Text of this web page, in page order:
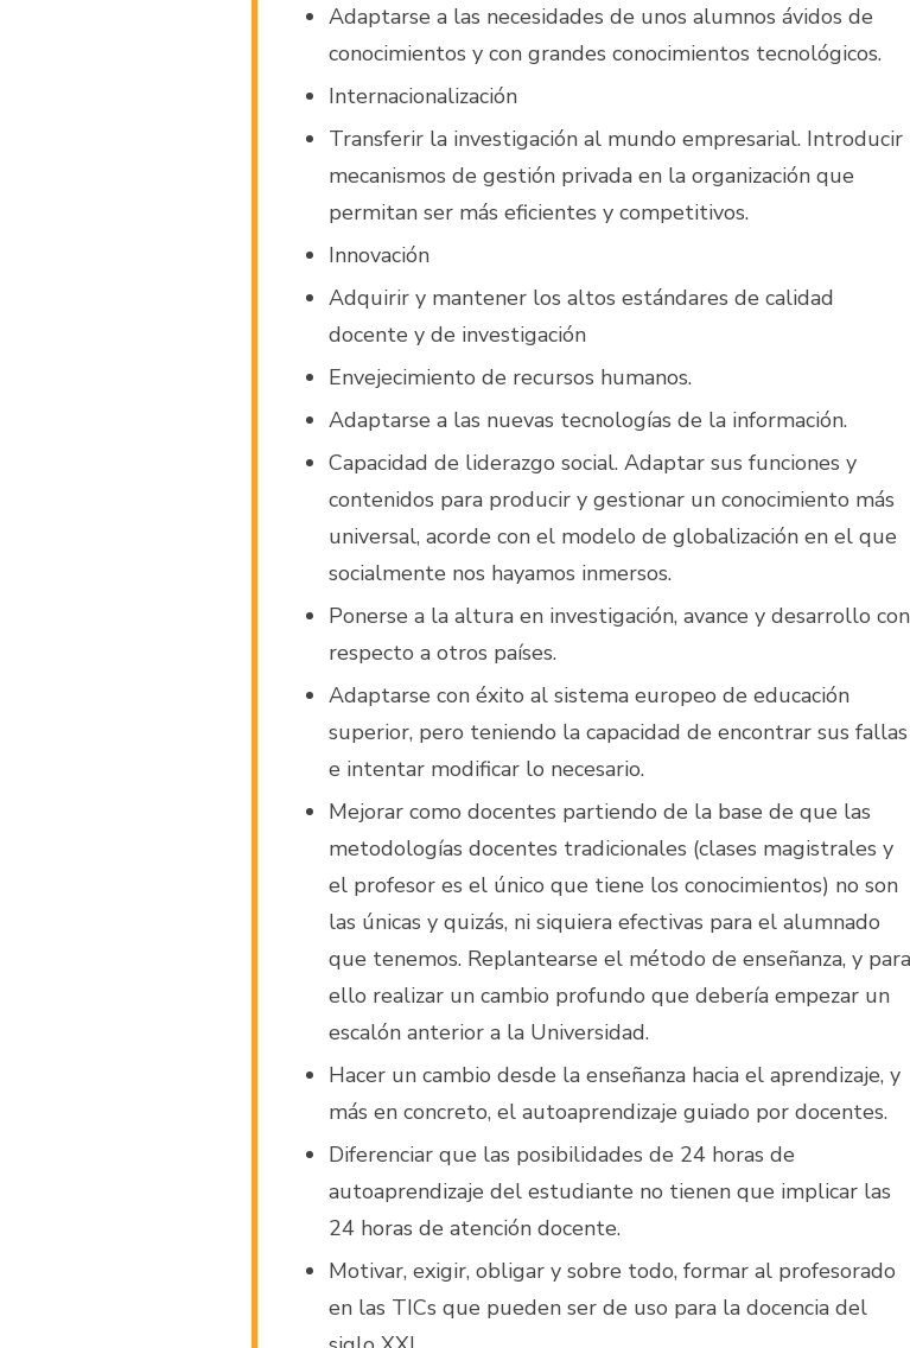
Adaptarse a las necesidades de unos alumnos ávidos de
conocimientos y con grandes conocimientos tecnológicos.
Internacionalización
Transferir la investigación al mundo empresarial. Introducir
mecanismos de gestión privada en la organización que
permitan ser más eficientes y competitivos.
Innovación
Adquirir y mantener los altos estándares de calidad
docente y de investigación
Envejecimiento de recursos humanos.
Adaptarse a las nuevas tecnologías de la información.
Capacidad de liderazgo social. Adaptar sus funciones y
contenidos para producir y gestionar un conocimiento más
universal, acorde con el modelo de globalización en el que
socialmente nos hayamos inmersos.
Ponerse a la altura en investigación, avance y desarrollo con
respecto a otros países.
Adaptarse con éxito al sistema europeo de educación
superior, pero teniendo la capacidad de encontrar sus fallas
e intentar modificar lo necesario.
Mejorar como docentes partiendo de la base de que las
metodologías docentes tradicionales (clases magistrales y
el profesor es el único que tiene los conocimientos) no son
las únicas y quizás, ni siquiera efectivas para el alumnado
que tenemos. Replantearse el método de enseñanza, y para
ello realizar un cambio profundo que debería empezar un
escalón anterior a la Universidad.
Hacer un cambio desde la enseñanza hacia el aprendizaje, y
más en concreto, el autoaprendizaje guiado por docentes.
Diferenciar que las posibilidades de 24 horas de
autoaprendizaje del estudiante no tienen que implicar las
24 horas de atención docente.
Motivar, exigir, obligar y sobre todo, formar al profesorado
en las TICs que pueden ser de uso para la docencia del